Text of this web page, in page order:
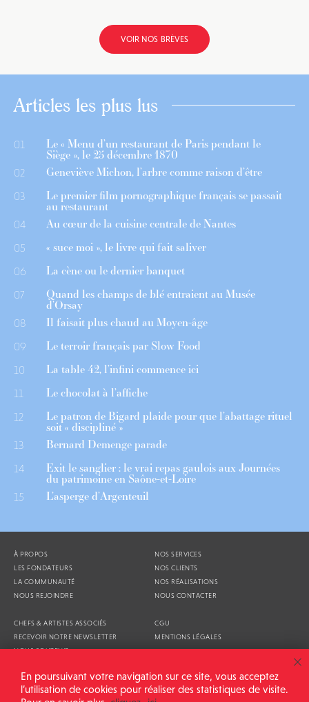
VOIR NOS BRÈVES
Articles les plus lus
01 Le « Menu d’un restaurant de Paris pendant le
Siège », le 25 décembre 1870
02 Geneviève Michon, l’arbre comme raison d’être
03 Le premier film pornographique français se passait
au restaurant
04 Au cœur de la cuisine centrale de Nantes
05 « suce moi », le livre qui fait saliver
06 La cène ou le dernier banquet
07 Quand les champs de blé entraient au Musée
d’Orsay
08 Il faisait plus chaud au Moyen-âge
09 Le terroir français par Slow Food
10 La table 42, l’infini commence ici
11 Le chocolat à l’affiche
12 Le patron de Bigard plaide pour que l’abattage rituel
soit « discipliné »
13 Bernard Demenge parade
14 Exit le sanglier : le vrai repas gaulois aux Journées
du patrimoine en Saône-et-Loire
15 L’asperge d’Argenteuil
À PROPOS
LES FONDATEURS
LA COMMUNAUTÉ
NOUS REJOINDRE
NOS SERVICES
NOS CLIENTS
NOS RÉALISATIONS
NOUS CONTACTER
CHEFS & ARTISTES ASSOCIÉS
RECEVOIR NOTRE NEWSLETTER
NOUS SOUTENIR
CGU
MENTIONS LÉGALES
En poursuivant votre navigation sur ce site, vous acceptez
l’utilisation de cookies pour réaliser des statistiques de visite.